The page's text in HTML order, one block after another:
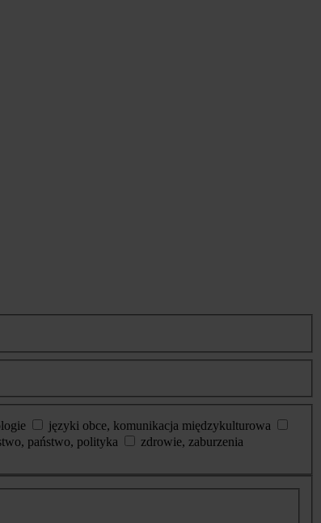
języki obce, komunikacja międzykulturowa
państwo, polityka
zdrowie, zaburzenia